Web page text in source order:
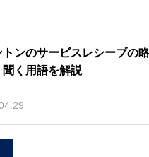
トンのサービスレシーブの
聞く用語を解説